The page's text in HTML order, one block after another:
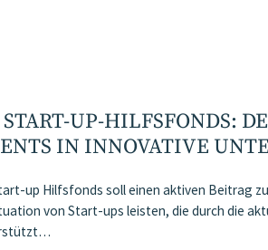
UP-HILFSFONDS:
IN INNOVATIVE
up Hilfsfonds soll einen aktiven Beitrag
von Start-ups leisten, die durch die